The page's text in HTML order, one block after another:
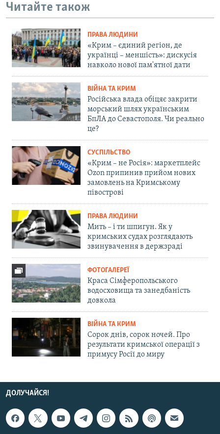
Читайте також
ПРАВА ЛЮДИНИ
«Крим – єдиний регіон, де
українці – меншість»: дискусія
навколо нової пам'ятної дати
ВІЙНА ТА КРИМ
Російська влада обіцяє закрити
морський шлях українським
БпЛА до Севастополя. Чи реально
це?
СУСПІЛЬСТВО
«Крим – не Росія»: маркетплейс
Ozon припинив прийом нових
замовлень на Кримському
півострові
ПРАВА ЛЮДИНИ
Мить – і ти шпигун. Як у
кримських судах розглядають
звинувачення в держзраді
ФОТОГАЛЕРЕЇ
Краса Сімферопольського
водосховища та занедбаність
довкола
ВІЙНА ТА КРИМ
Сорок днів, сорок ночей. Про
результати кримської операції з
примусу Росії до миру
ДОЛУЧАЙСЯ!